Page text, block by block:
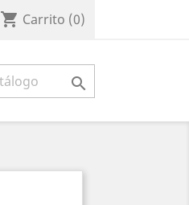
shopping_cart Carrito (0)
